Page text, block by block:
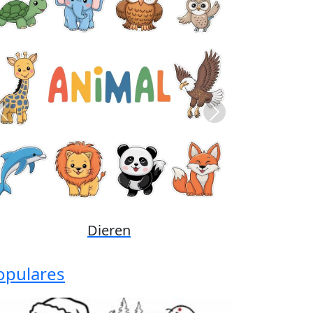
Disney
Previous Next